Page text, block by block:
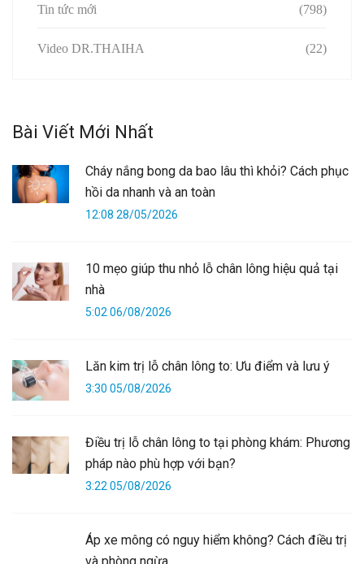
Tin tức mới (798)
Video DR.THAIHA (22)
Bài Viết Mới Nhất
Cháy nắng bong da bao lâu thì khỏi? Cách phục
hồi da nhanh và an toàn
12:08 28/05/2026
10 mẹo giúp thu nhỏ lỗ chân lông hiệu quả tại
nhà
5:02 06/08/2026
Lăn kim trị lỗ chân lông to: Ưu điểm và lưu ý
3:30 05/08/2026
Điều trị lỗ chân lông to tại phòng khám: Phương
pháp nào phù hợp với bạn?
3:22 05/08/2026
Áp xe mông có nguy hiểm không? Cách điều trị